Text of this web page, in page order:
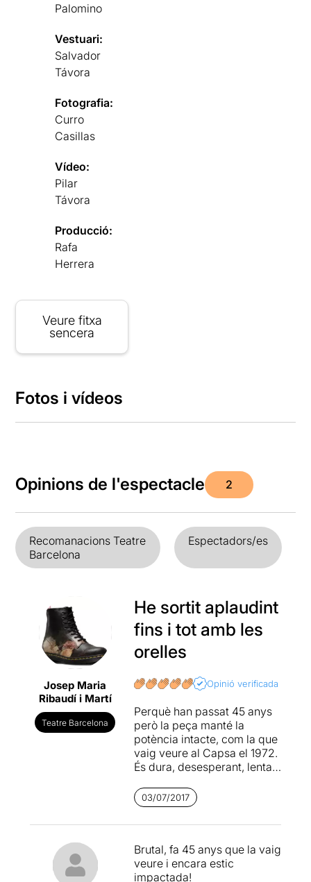
Palomino
Vestuari:
Salvador
Távora
Fotografia:
Curro
Casillas
Vídeo:
Pilar
Távora
Producció:
Rafa
Herrera
Veure fitxa
sencera
Fotos i vídeos
Opinions de l'espectacle 2
Recomanacions Teatre
Barcelona
Espectadors/es
Josep Maria
Ribaudí i Martí
Teatre Barcelona
He sortit aplaudint
fins i tot amb les
orelles
Opinió verificada
Perquè han passat 45 anys
però la peça manté la
potència intacte, com la que
vaig veure al Capsa el 1972.
És dura, desesperant, lenta i
l'època en que es va fer; el
merda de Franco encara era
viu i Andalusia continuava
poders fàctics. No hi ha
diàleg (no hi fa falta) perquè
el que s'ha de dir es diu amb
03/07/2017
Brutal, fa 45 anys que la vaig
veure i encara estic
impactada!